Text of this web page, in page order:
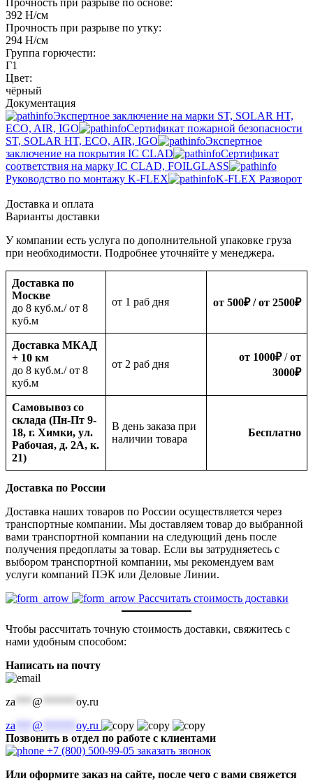
392 Н/см
Прочность при разрыве по утку:
294 Н/см
Группа горючести:
Г1
Цвет:
чёрный
Документация
Экспертное заключение на марки ST, SOLAR HT,
ECO, AIR, IGO
Сертификат пожарной безопасности
ST, SOLAR HT, ECO, AIR, IGO
Экспертное
заключение на покрытия IC CLAD
Сертификат
соответствия на марку IC CLAD, FOILGLASS
Руководство по монтажу K-FLEX
K-FLEX Разворот
Доставка и оплата
Варианты доставки
У компании есть услуга по дополнительной упаковке груза
при необходимости. Подробнее уточняйте у менеджера.
Доставка по
Москве
до 8 куб.м./ от 8
куб.м
oт 1 раб дня от 500₽/ от 2500₽
Доставка МКАД
+ 10 км
до 8 куб.м./ от 8
куб.м
oт 2 раб дня
от 1000₽/от
3000₽
Самовывоз со
склада (Пн-Пт 9-
18, г. Химки, ул.
Рабочая, д. 2А, к.
21)
В день заказа при
наличии товара
Бесплатно
Доставка по России
Доставка наших товаров по России осуществляется через
транспортные компании. Мы доставляем товар до выбранной
вами транспортной компании на следующий день после
получения предоплаты за товар. Если вы затрудняетесь с
выбором транспортной компании, мы рекомендуем вам
услуги компаний ПЭК или Деловые Линии.
Рассчитать стоимость доставки
Чтобы рассчитать точную стоимость доставки, свяжитесь с
нами удобным способом:
Написать на почту
za @
oy.ru
za
@
oy.ru
Позвонить в отдел по работе с клиентами
+7 (800) 500-99-05 заказать звонок
Или оформите заказ на сайте, после чего с вами свяжется